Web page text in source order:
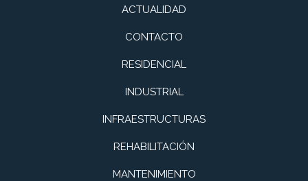
ACTUALIDAD
CONTACTO
RESIDENCIAL
INDUSTRIAL
INFRAESTRUCTURAS
REHABILITACIÓN
MANTENIMIENTO